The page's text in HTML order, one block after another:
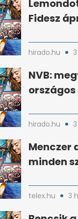
Fidesz
hirado.hu
NVB:
hirado.hu
Menczer
minden
telex.hu 3